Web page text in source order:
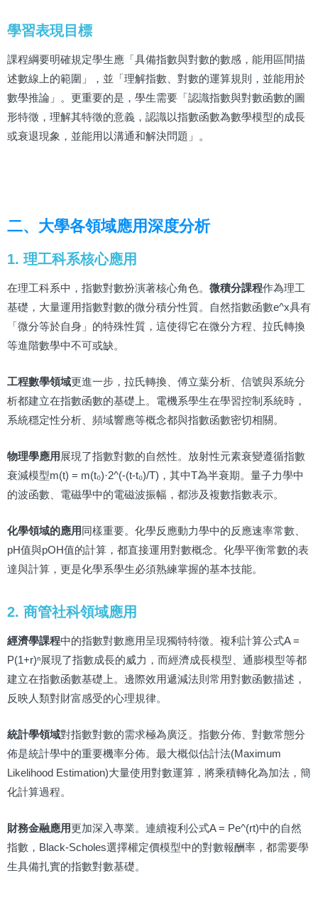
學習表現目標
課程綱要明確規定學生應「具備指數與對數的數感，能用區間描
述數線上的範圍」，並「理解指數、對數的運算規則，並能用於
數學推論」。更重要的是，學生需要「認識指數與對數函數的圖
形特徵，理解其特徵的意義，認識以指數函數為數學模型的成長
或衰退現象，並能用以溝通和解決問題」。
二、大學各領域應用深度分析
1. 理工科系核心應用
在理工科系中，指數對數扮演著核心角色。 微積分課程作為理工
基礎，大量運用指數對數的微分積分性質。自然指數函數e^x具有
「微分等於自身」的特殊性質，這使得它在微分方程、拉氏轉換
等進階數學中不可或缺。
工程數學領域更進一步，拉氏轉換、傅立葉分析、信號與系統分
析都建立在指數函數的基礎上。電機系學生在學習控制系統時，
系統穩定性分析、頻域響應等概念都與指數函數密切相關。
物理學應用展現了指數對數的自然性。放射性元素衰變遵循指數
衰減模型m(t) = m(t₀)·2^(-(t-t₀)/T)，其中T為半衰期。量子力學中
的波函數、電磁學中的電磁波振幅，都涉及複數指數表示。
化學領域的應用同樣重要。化學反應動力學中的反應速率常數、
pH值與pOH值的計算，都直接運用對數概念。化學平衡常數的表
達與計算，更是化學系學生必須熟練掌握的基本技能。
2. 商管社科領域應用
經濟學課程中的指數對數應用呈現獨特特徵。複利計算公式A =
P(1+r)ⁿ展現了指數成長的威力，而經濟成長模型、通膨模型等都
建立在指數函數基礎上。邊際效用遞減法則常用對數函數描述，
反映人類對財富感受的心理規律。
統計學領域對指數對數的需求極為廣泛。指數分佈、對數常態分
佈是統計學中的重要機率分佈。最大概似估計法(Maximum
Likelihood Estimation)大量使用對數運算，將乘積轉化為加法，簡
化計算過程。
財務金融應用更加深入專業。連續複利公式A = Pe^(rt)中的自然
指數，Black-Scholes選擇權定價模型中的對數報酬率，都需要學
生具備扎實的指數對數基礎。